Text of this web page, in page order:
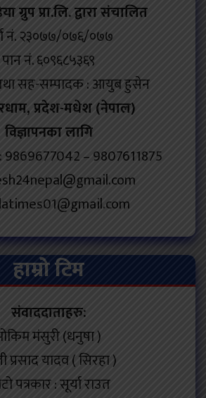
ग्रुप प्रा.लि. द्वारा संचालित
नं. २३०७७/०७६/०७७
पान नं. ६०९६८५३६९
सह-सम्पादक : आयुब हुसेन
प्रदेश-मधेश (नेपाल)
विज्ञापनका लागि
9869677042 – 9807611875
हाम्रो टिम
संवाददाताहरु:
मंसुरी (धनुषा )
प्रसाद यादव ( सिरहा )
पत्रकार : सूर्या राउत